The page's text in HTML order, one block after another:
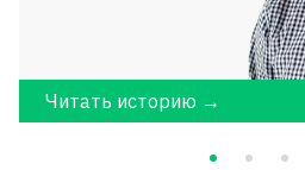
Читать историю →